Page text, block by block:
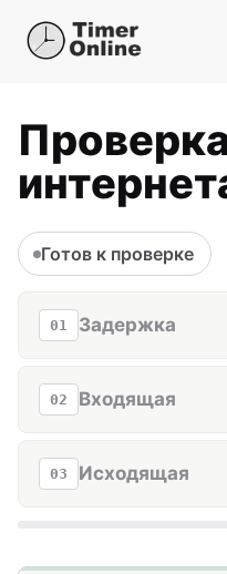
Готов к проверке
01 Задержка
02 Входящая
03 Исходящая